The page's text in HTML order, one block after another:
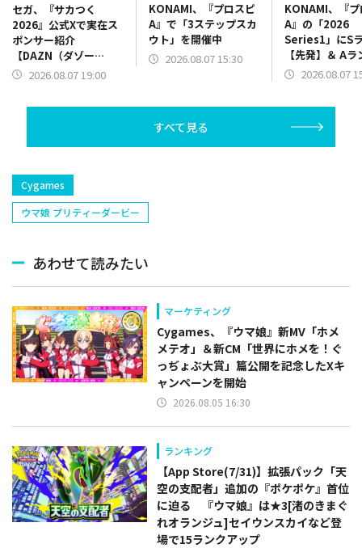
セガ、『サカつく
2026』公式Xで実在ス
ポンサー紹介
【DAZN（ダゾー
ン）】篇をポスト
2026.08.07 19:00
KONAMI、『プロスピ
A』で「3ステップスカ
ウト」を開催中
2026.08.07 15:30
KONAMI、『
A』の「2026
Series1」にS
【先発】＆ Aラ
【野手】新登
塁手)、持丸泰
捕手)など
2026.08.07
すべて見る
Cygames
ウマ娘 プリティーダービー
あわせて読みたい
マーケティング
Cygames、『ウマ娘』新MV「ホメ
メテオ」＆新CM「世界にホメを！ぐ
っぢょぶ大賞」篇公開を記念したXキ
ャンペーンを開始
2026.08.05 16:30
ランキング
【App Store(7/31)】拡張パック「天
空の支配者」追加の『ポケポケ』首位
に迫る 『ウマ娘』は★3[渚のきまぐ
れオランジュ]セイウンスカイなど登
場で15ランクアップ